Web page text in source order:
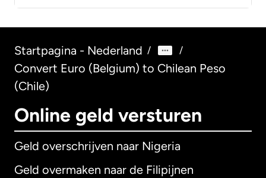
Startpagina - Nederland / /
Convert Euro (Belgium) to Chilean Peso
(Chile)
Online geld versturen
Geld overschrijven naar Nigeria
Geld overmaken naar de Filipijnen